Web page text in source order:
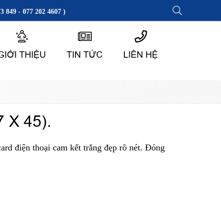
- 077 202 4607 )
THIỆU TIN TỨC LIÊN HỆ
X 45).
điện thoại cam kết trắng đẹp rõ nét. Đóng